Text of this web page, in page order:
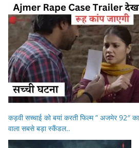
कड़वी सच्चाई को बयां करती फिल्म ” अजमेर 92″
वाला सबसे बड़ा स्कैंडल..